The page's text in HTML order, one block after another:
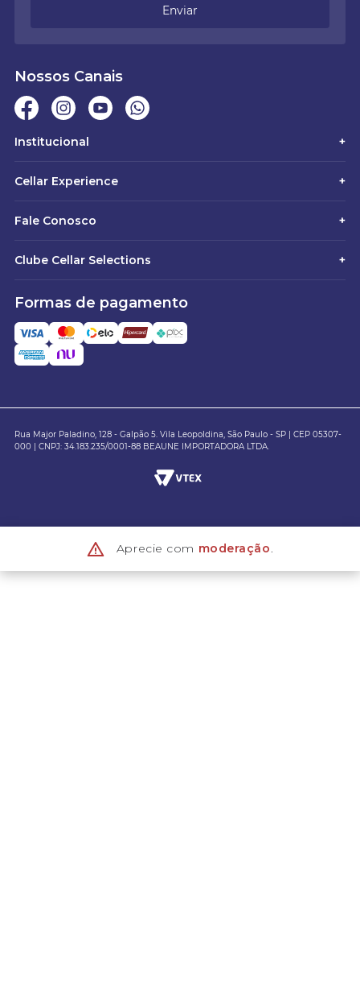
Enviar
Nossos Canais
Institucional +
Cellar Experience +
Fale Conosco +
Clube Cellar Selections +
Formas de pagamento
Rua Major Paladino, 128 - Galpão 5. Vila Leopoldina, São Paulo - SP | CEP 05307-
000 | CNPJ: 34.183.235/0001-88 BEAUNE IMPORTADORA LTDA.
Aprecie com moderação.